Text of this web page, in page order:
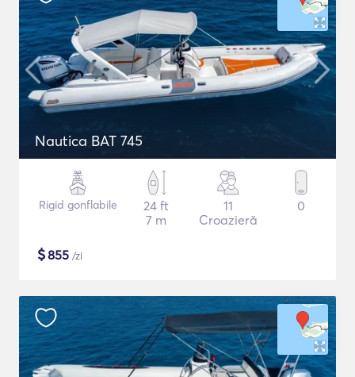
Nautica BAT 745
Rigid gonflabile
24 ft
7 m
11
Croazieră
0
$855 /zi